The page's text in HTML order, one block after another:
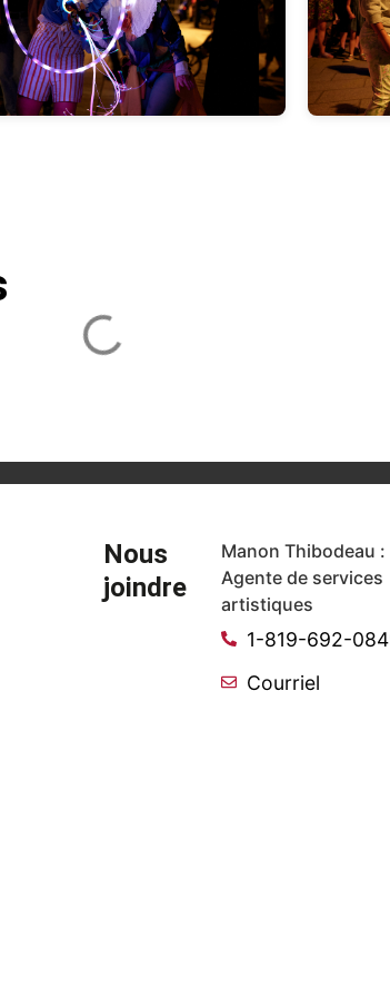
Nous
joindre
Manon Thibodeau :
Agente de services
artistiques
1-819-692-
Courriel